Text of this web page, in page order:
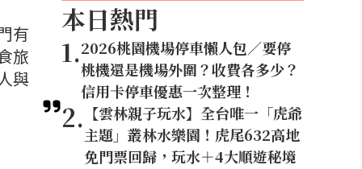
有
旅
與
本日熱門
1.2026桃園機場停車懶人包／要停
桃機還是機場外圍？收費各多少？
信用卡停車優惠一次整理！
2. 【雲林親子玩水】全台唯一「虎爺
主題」叢林水樂園！虎尾632高地
免門票回歸，玩水＋4大順遊秘境